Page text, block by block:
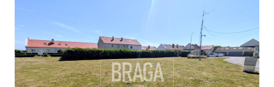
VOIR LE BIEN